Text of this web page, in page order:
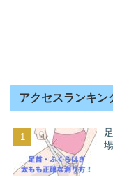
アクセスランキン